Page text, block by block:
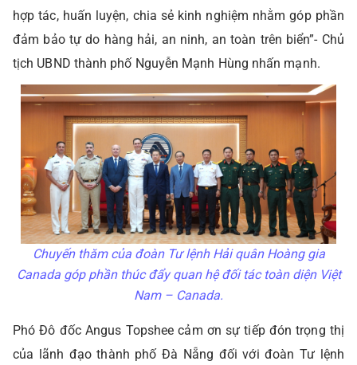
hợp tác, huấn luyện, chia sẻ kinh nghiệm nhằm góp phần
đảm bảo tự do hàng hải, an ninh, an toàn trên biển”- Chủ
tịch UBND thành phố Nguyễn Mạnh Hùng nhấn mạnh.
Chuyến thăm của đoàn Tư lệnh Hải quân Hoàng gia
Canada góp phần thúc đẩy quan hệ đối tác toàn diện Việt
Nam – Canada.
Phó Đô đốc Angus Topshee cảm ơn sự tiếp đón trọng thị
của lãnh đạo thành phố Đà Nẵng đối với đoàn Tư lệnh